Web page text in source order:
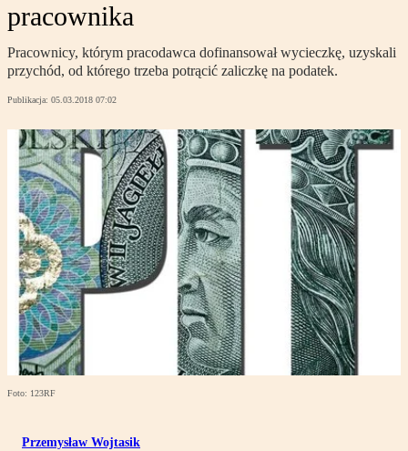
pracownika
Pracownicy, którym pracodawca dofinansował wycieczkę, uzyskali
przychód, od którego trzeba potrącić zaliczkę na podatek.
Publikacja: 05.03.2018 07:02
Foto: 123RF
Przemysław Wojtasik